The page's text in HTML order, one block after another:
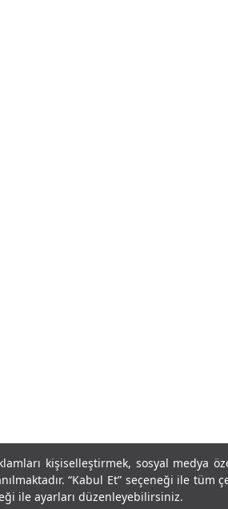
kişiselleştirmek, sosyal medya
“Kabul Et” seçeneği ile tüm
ile ayarları düzenleyebilirsiniz.